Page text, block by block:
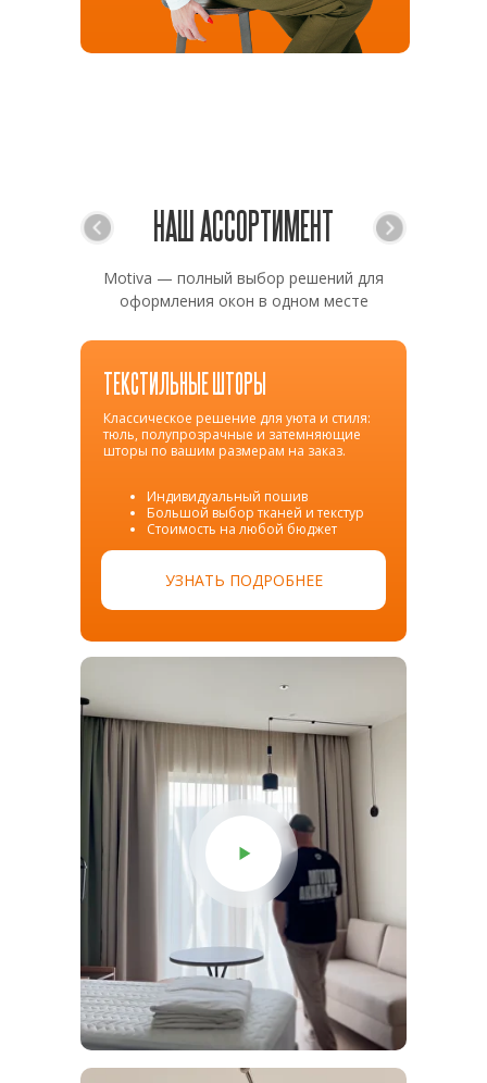
ТЕКСТИЛЬНЫЕ ШТОРЫ
Классическое решение для уюта и стиля:
тюль, полупрозрачные и затемняющие
шторы по вашим размерам на заказ.
Индивидуальный пошив
Большой выбор тканей и текстур
Стоимость на любой бюджет
УЗНАТЬ ПОДРОБНЕЕ
Motiva — полный выбор решений для
оформления окон в одном месте
НАШ АССОРТИМЕНТ